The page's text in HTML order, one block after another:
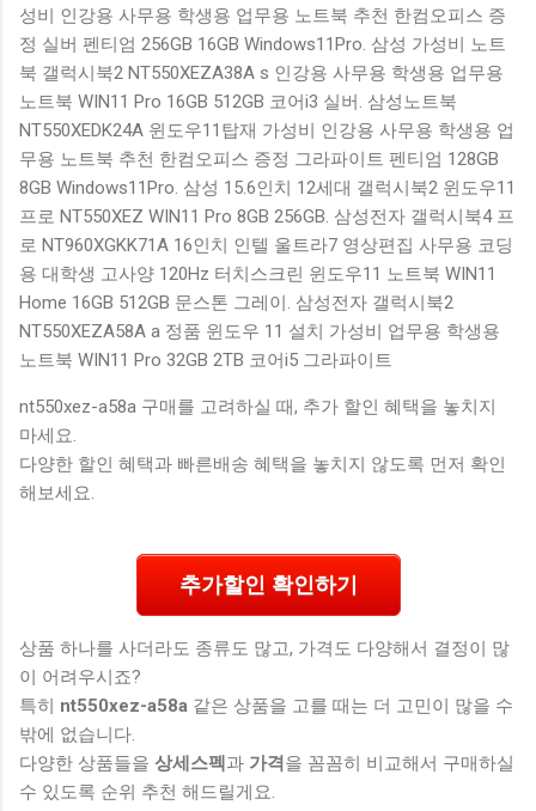
성비 인강용 사무용 학생용 업무용 노트북 추천 한컴오피스 증
정 실버 펜티엄 256GB 16GB Windows11Pro. 삼성 가성비 노트
북 갤럭시북2 NT550XEZA38A s 인강용 사무용 학생용 업무용
노트북 WIN11 Pro 16GB 512GB 코어i3 실버. 삼성노트북
NT550XEDK24A 윈도우11탑재 가성비 인강용 사무용 학생용 업
무용 노트북 추천 한컴오피스 증정 그라파이트 펜티엄 128GB
8GB Windows11Pro. 삼성 15.6인치 12세대 갤럭시북2 윈도우11
프로 NT550XEZ WIN11 Pro 8GB 256GB. 삼성전자 갤럭시북4 프
로 NT960XGKK71A 16인치 인텔 울트라7 영상편집 사무용 코딩
용 대학생 고사양 120Hz 터치스크린 윈도우11 노트북 WIN11
Home 16GB 512GB 문스톤 그레이. 삼성전자 갤럭시북2
NT550XEZA58A a 정품 윈도우 11 설치 가성비 업무용 학생용
노트북 WIN11 Pro 32GB 2TB 코어i5 그라파이트
nt550xez-a58a 구매를 고려하실 때, 추가 할인 혜택을 놓치지
마세요.
다양한 할인 혜택과 빠른배송 혜택을 놓치지 않도록 먼저 확인
해보세요.
추가할인 확인하기
상품 하나를 사더라도 종류도 많고, 가격도 다양해서 결정이 많
이 어려우시죠?
특히 nt550xez-a58a 같은 상품을 고를 때는 더 고민이 많을 수
밖에 없습니다.
다양한 상품들을 상세스펙 과 가격 을 꼼꼼히 비교해서 구매하실
수 있도록 순위 추천 해드릴게요.